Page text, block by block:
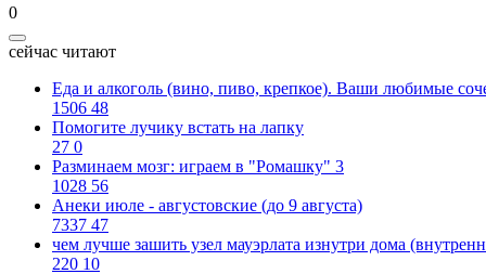
0
сейчас читают
Еда и алкоголь (вино, пиво, крепкое). Ваши любимые
1506 48
Помогите лучику встать на лапку
27 0
Разминаем мозг: играем в "Ромашку" 3
1028 56
Анеки июле - августовские (до 9 августа)
7337 47
чем лучше зашить узел мауэрлата изнутри дома
220 10